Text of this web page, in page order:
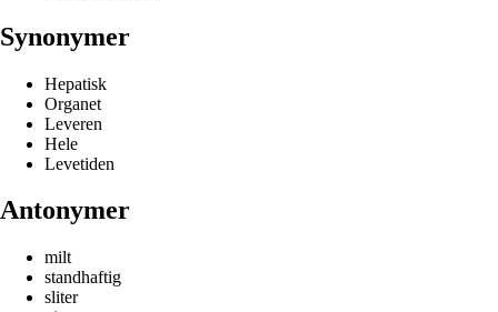
Synonymer
Hepatisk
Organet
Leveren
Hele
Levetiden
Antonymer
milt
standhaftig
sliter